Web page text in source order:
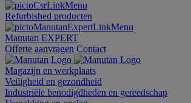
Refurbished producten
Manutan EXPERT
Offerte aanvragen Contact
Magazijn en werkplaats
Veiligheid en gezondheid
Industriële benodigdheden en gereedschap